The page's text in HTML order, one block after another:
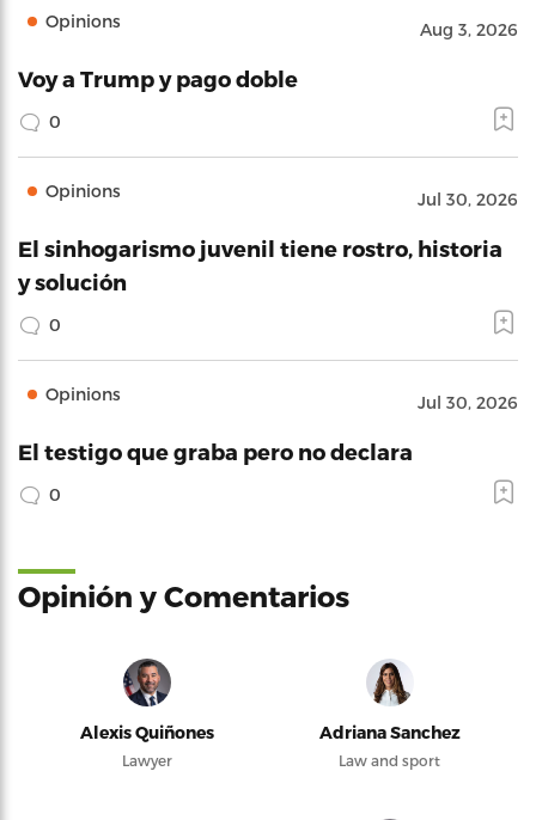
Opinions Aug 3, 2026
Voy a Trump y pago doble
0
Opinions Jul 30, 2026
El sinhogarismo juvenil tiene rostro, historia
y solución
0
Opinions Jul 30, 2026
El testigo que graba pero no declara
0
Opinión y Comentarios
Alexis Quiñones
Lawyer
Adriana Sanchez
Law and sport